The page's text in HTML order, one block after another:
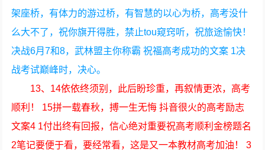
架座桥，有体力的游过桥，有智慧的以心为桥，高考没什
么大不了，祝你旗开得胜，禁止tou窥窍听，祝旅途愉快！
决战6月7和8，武林盟主你称霸 祝福高考成功的文案 1决
战考试巅峰时，决心。
13、14依依终须别，此后盼珍重，再叙情更浓，高考
顺利！ 15拼一载春秋，搏一生无悔 抖音很火的高考励志
文案4 1付出终有回报，信心绝对重要祝高考顺利金榜题名
2笔记要便于看，要经常看，这是又一本教材高考加油！ 3